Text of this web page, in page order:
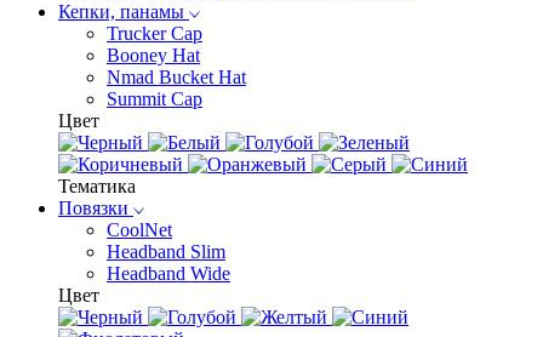
Кепки, панамы
Trucker Cap
Booney Hat
Nmad Bucket Hat
Summit Cap
Цвет
Тематика
Повязки
CoolNet
Headband Slim
Headband Wide
Цвет